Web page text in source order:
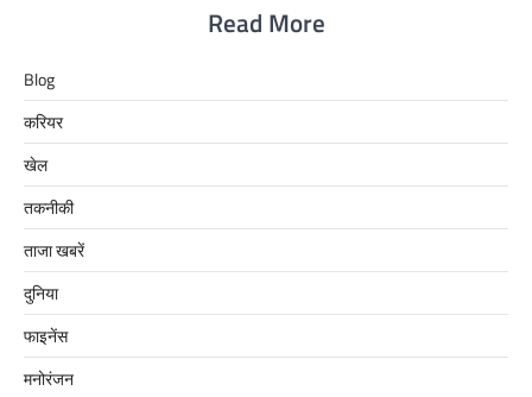
Read More
Blog
करियर
खेल
तकनीकी
ताजा खबरें
दुनिया
फाइनेंस
मनोरंजन